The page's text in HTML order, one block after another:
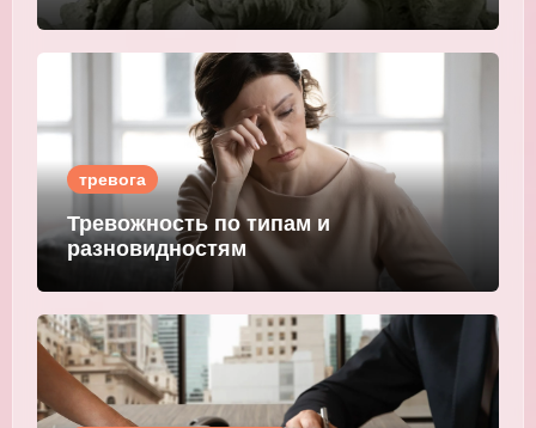
тревога
Тревожность по типам и
разновидностям